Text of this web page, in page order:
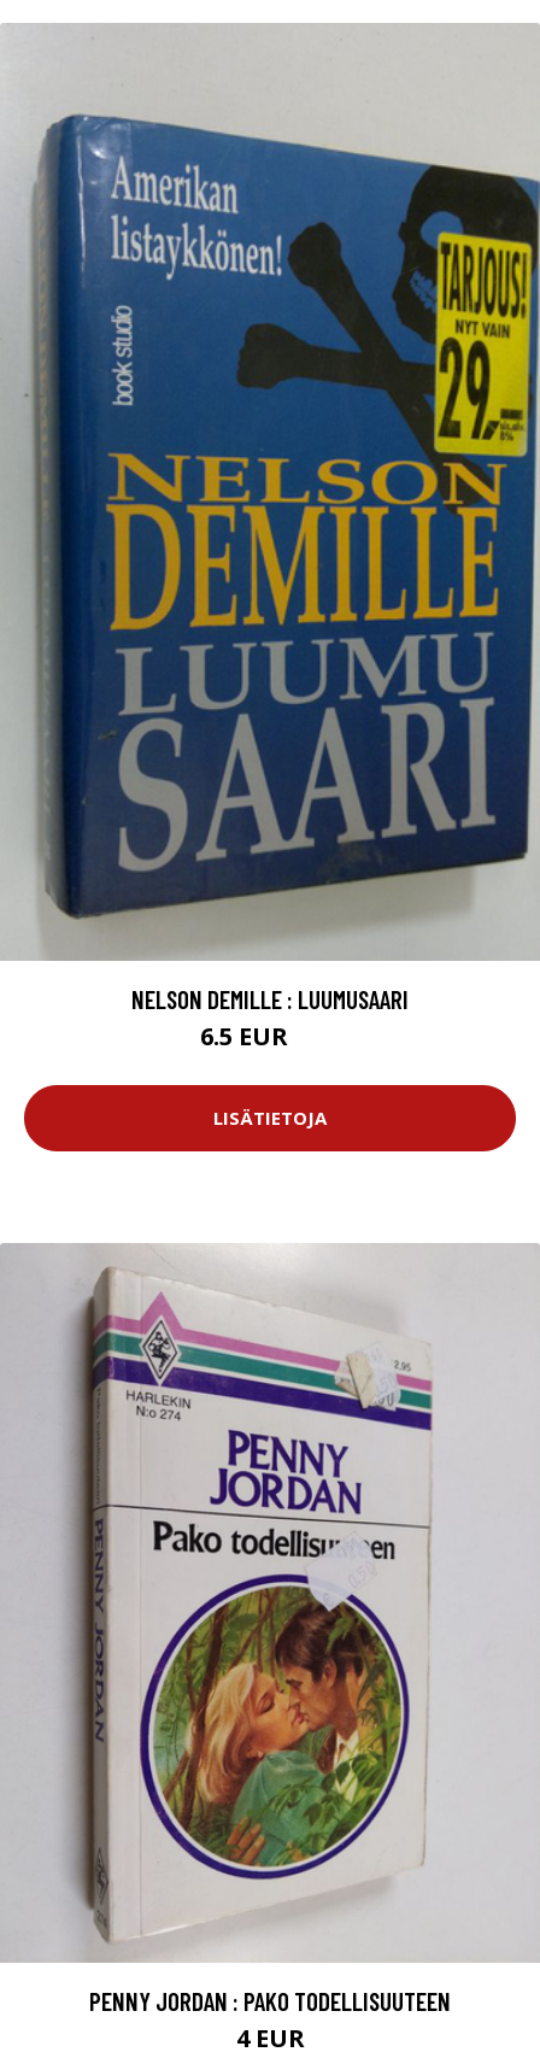
NELSON DEMILLE : LUUMUSAARI
6.5 EUR
LISÄTIETOJA
PENNY JORDAN : PAKO TODELLISUUTEEN
4 EUR